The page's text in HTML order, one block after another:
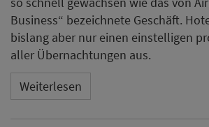
Business“ bezeichnete Geschäft.
bislang aber nur einen einstelligen
aller Übernachtungen aus.
Weiterlesen